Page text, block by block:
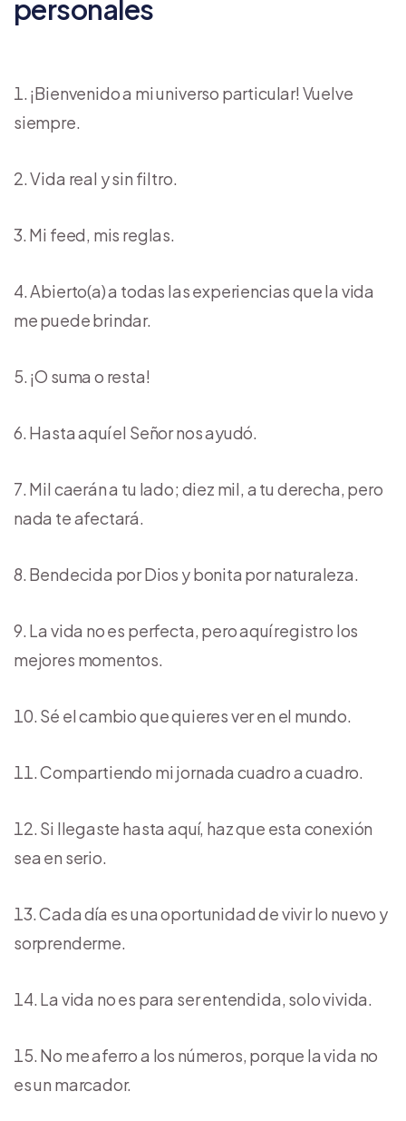
personales
¡Bienvenido a mi universo particular! Vuelve
siempre.
Vida real y sin filtro.
Mi feed, mis reglas.
Abierto(a) a todas las experiencias que la vida
me puede brindar.
¡O suma o resta!
Hasta aquí el Señor nos ayudó.
Mil caerán a tu lado; diez mil, a tu derecha, pero
nada te afectará.
Bendecida por Dios y bonita por naturaleza.
La vida no es perfecta, pero aquí registro los
mejores momentos.
Sé el cambio que quieres ver en el mundo.
Compartiendo mi jornada cuadro a cuadro.
Si llegaste hasta aquí, haz que esta conexión
sea en serio.
Cada día es una oportunidad de vivir lo nuevo y
sorprenderme.
La vida no es para ser entendida, solo vivida.
No me aferro a los números, porque la vida no
es un marcador.